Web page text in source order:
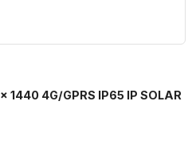
1440 4G/GPRS IP65 IP SOLAR